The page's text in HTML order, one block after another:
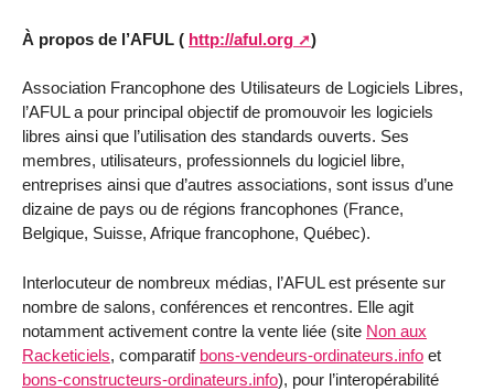
À propos de l’AFUL ( http://aful.org )
Association Francophone des Utilisateurs de Logiciels Libres,
l’AFUL a pour principal objectif de promouvoir les logiciels
libres ainsi que l’utilisation des standards ouverts. Ses
membres, utilisateurs, professionnels du logiciel libre,
entreprises ainsi que d’autres associations, sont issus d’une
dizaine de pays ou de régions francophones (France,
Belgique, Suisse, Afrique francophone, Québec).
Interlocuteur de nombreux médias, l’AFUL est présente sur
nombre de salons, conférences et rencontres. Elle agit
notamment activement contre la vente liée (site Non aux
Racketiciels, comparatif bons-vendeurs-ordinateurs.info et
bons-constructeurs-ordinateurs.info), pour l’interopérabilité